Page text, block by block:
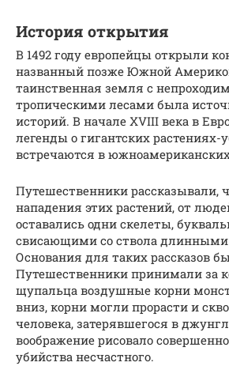
История открытия
В 1492 году европейцы открыли
названный позже Южной
таинственная земля с
тропическими лесами была
историй. В начале XVIII века в
легенды о гигантских растениях-
встречаются в
Путешественники рассказывали,
нападения этих растений, от
оставались одни скелеты,
свисающими со ствола длинными
Основания для таких рассказов
Путешественники принимали за
щупальца воздушные корни
вниз, корни могли прорасти и
человека, затерявшегося в
воображение рисовало
убийства несчастного.